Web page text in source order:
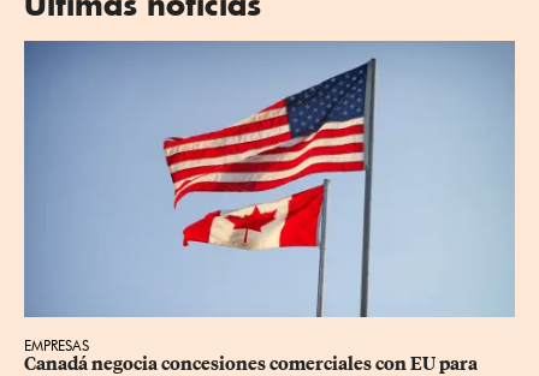
EMPRESAS
Canadá negocia concesiones comerciales con EU para